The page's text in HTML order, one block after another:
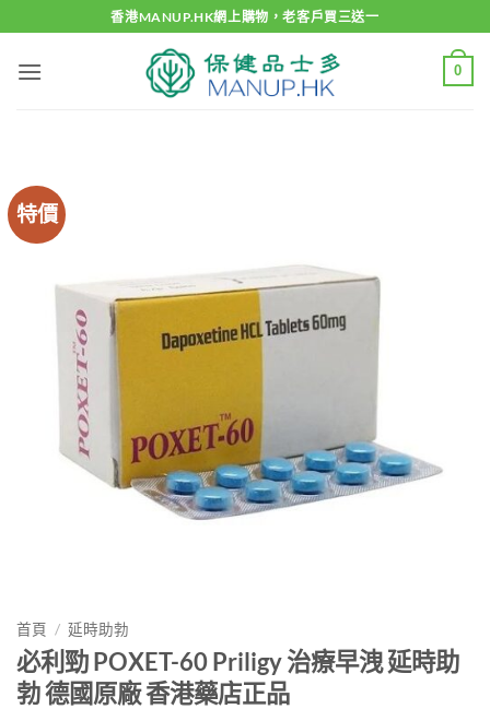
to
content
香港MANUP.HK網上購物，老客戶買三送一
0
特價
首頁 / 延時助勃
必利勁 POXET-60 Priligy 治療早洩 延時助
勃 德國原廠 香港藥店正品